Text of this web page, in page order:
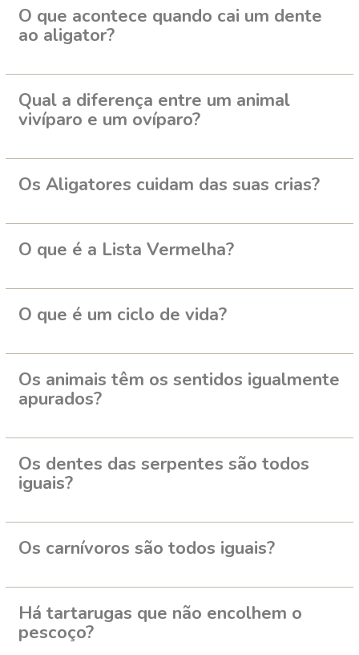
O que acontece quando cai um dente
ao aligator?
Qual a diferença entre um animal
vivíparo e um ovíparo?
Os Aligatores cuidam das suas crias?
O que é a Lista Vermelha?
O que é um ciclo de vida?
Os animais têm os sentidos igualmente
apurados?
Os dentes das serpentes são todos
iguais?
Os carnívoros são todos iguais?
Há tartarugas que não encolhem o
pescoço?